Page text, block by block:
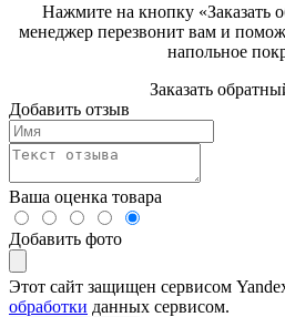
Нажмите на кнопку «Заказать
менеджер перезвонит вам и
напольное
Заказать
Добавить отзыв
Ваша оценка товара
Добавить фото
Этот сайт защищен сервисом
обработки данных сервисом.